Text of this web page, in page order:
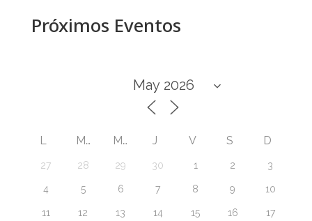
Próximos Eventos
L M M J V S D
27 28 29 30 1 2 3
4 5 6 7 8 9 10
11 12 13 14 15 16 17